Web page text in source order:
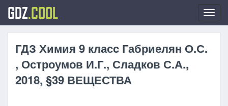
GDZ.COOL
ГДЗ Химия 9 класc Габриелян О.С.
, Остроумов И.Г., Сладков С.А.,
2018, §39 ВЕЩЕСТВА